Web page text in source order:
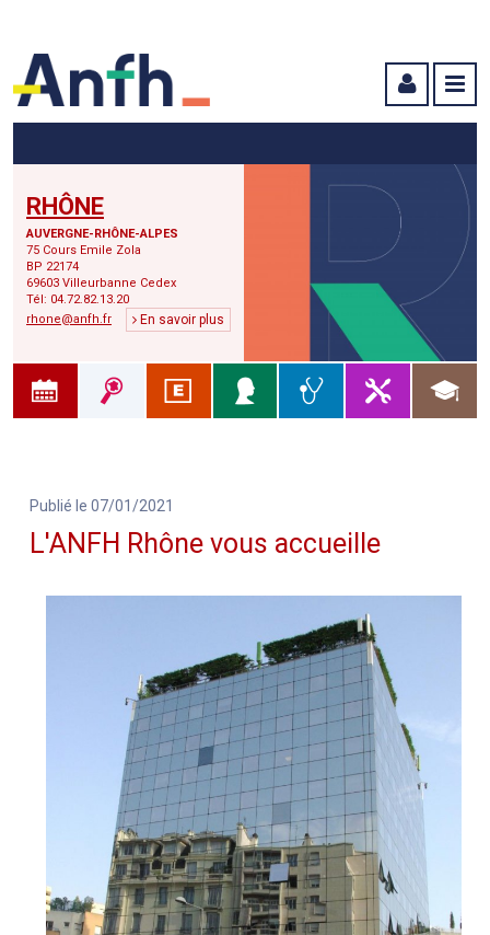
RHÔNE
AUVERGNE-RHÔNE-ALPES
75 Cours Emile Zola
BP 22174
69603 Villeurbanne Cedex
Tél: 04.72.82.13.20
rhone@anfh.fr
En savoir plus
Publié le 07/01/2021
L'ANFH Rhône vous accueille